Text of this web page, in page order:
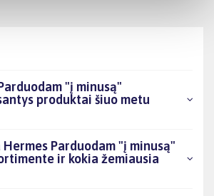
"į minusą"
produktai šiuo metu
Parduodam "į minusą"
ir kokia žemiausia